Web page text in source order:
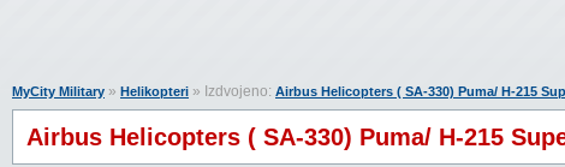
MyCity Military » Helikopteri » Izdvojeno: Airbus Helicopters ( SA-330) Puma/ H-215
Airbus Helicopters ( SA-330) Puma/ H-215